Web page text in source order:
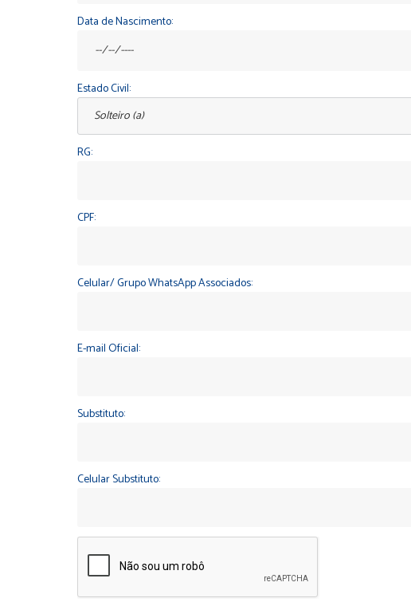
Data de Nascimento:
Estado Civil:
RG:
CPF:
Celular/ Grupo WhatsApp Associados:
E-mail Oficial:
Substituto:
Celular Substituto: